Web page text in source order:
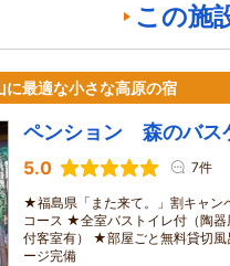
この施
最適な小さな高原の宿
ペンション 森のバス
5.0 7件
★福島県「また来て。」割キャ
コース ★全室バストイレ付（陶
付客室有） ★部屋ごと無料貸切
ージ完備